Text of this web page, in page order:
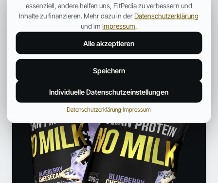
Profil und weitere Beiträge →
essenziell, andere helfen uns, FitPedia zu verbessern und
Inhalte zu finanzieren. Mehr dazu in der Datenschutzerklärung
und im Impressum.
Alle akzeptieren
Speichern
Individuelle Datenschutzeinstellungen
Datenschutzerklärung·Impressum